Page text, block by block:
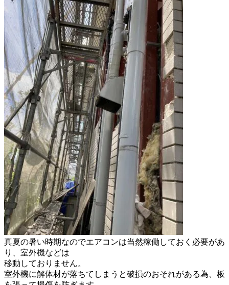
真夏の暑い時期なのでエアコンは当然稼働しておく必要があ
り、室外機などは
移動しておりません。
室外機に解体材が落ちてしまうと破損のおそれがある為、板